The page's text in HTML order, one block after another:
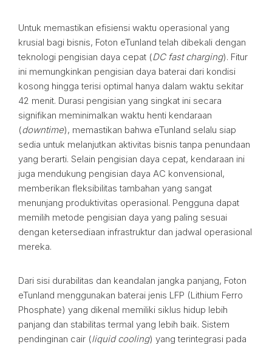
Untuk memastikan efisiensi waktu operasional yang
krusial bagi bisnis, Foton eTunland telah dibekali dengan
teknologi pengisian daya cepat (DC fast charging). Fitur
ini memungkinkan pengisian daya baterai dari kondisi
kosong hingga terisi optimal hanya dalam waktu sekitar
42 menit. Durasi pengisian yang singkat ini secara
signifikan meminimalkan waktu henti kendaraan
(downtime), memastikan bahwa eTunland selalu siap
sedia untuk melanjutkan aktivitas bisnis tanpa penundaan
yang berarti. Selain pengisian daya cepat, kendaraan ini
juga mendukung pengisian daya AC konvensional,
memberikan fleksibilitas tambahan yang sangat
menunjang produktivitas operasional. Pengguna dapat
memilih metode pengisian daya yang paling sesuai
dengan ketersediaan infrastruktur dan jadwal operasional
mereka.
Dari sisi durabilitas dan keandalan jangka panjang, Foton
eTunland menggunakan baterai jenis LFP (Lithium Ferro
Phosphate) yang dikenal memiliki siklus hidup lebih
panjang dan stabilitas termal yang lebih baik. Sistem
pendinginan cair (liquid cooling) yang terintegrasi pada